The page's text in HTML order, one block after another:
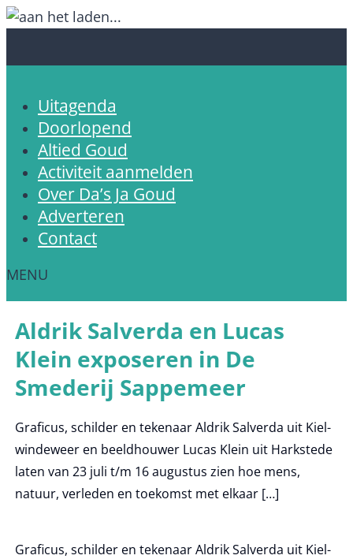
Uitagenda
Doorlopend
Altied Goud
Activiteit aanmelden
Over Da’s Ja Goud
Adverteren
Contact
Aldrik Salverda en Lucas
Klein exposeren in De
Smederij Sappemeer
Graficus, schilder en tekenaar Aldrik Salverda uit Kiel-
windeweer en beeldhouwer Lucas Klein uit Harkstede
laten van 23 juli t/m 16 augustus zien hoe mens,
natuur, verleden en toekomst met elkaar […]
Graficus, schilder en tekenaar Aldrik Salverda uit Kiel-